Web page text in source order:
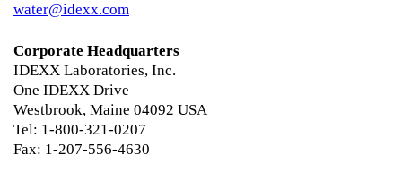
water@idexx.com
Corporate Headquarters
IDEXX Laboratories, Inc.
One IDEXX Drive
Westbrook, Maine 04092 USA
Tel: 1-800-321-0207
Fax: 1-207-556-4630